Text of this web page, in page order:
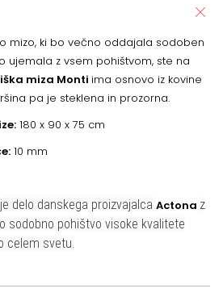
mizo, ki bo večno oddajala sodoben
ujemala z vsem pohištvom, ste na
miza Monti ima osnovo iz kovine
pa je steklena in prozorna.
180 x 90 x 75 cm
10 mm
je delo danskega proizvajalca Actona z
sodobno pohištvo visoke kvalitete
celem svetu.